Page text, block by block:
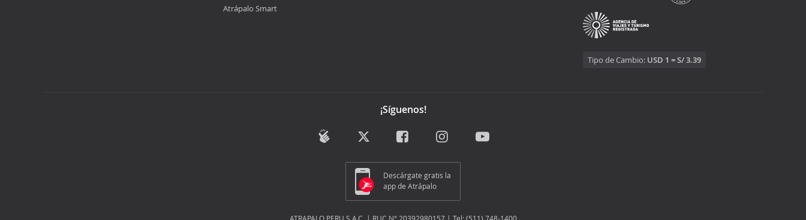
Atrápalo Smart
Tipo de Cambio: USD 1 = S/ 3.39
¡Síguenos!
Descárgate gratis la
app de Atrápalo